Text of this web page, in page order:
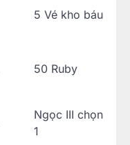
5 Vé kho báu
50 Ruby
Ngọc III chọn
1